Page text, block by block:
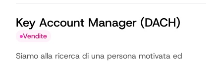
Key Account Manager (DACH)
Vendite
Siamo alla ricerca di una persona motivata ed